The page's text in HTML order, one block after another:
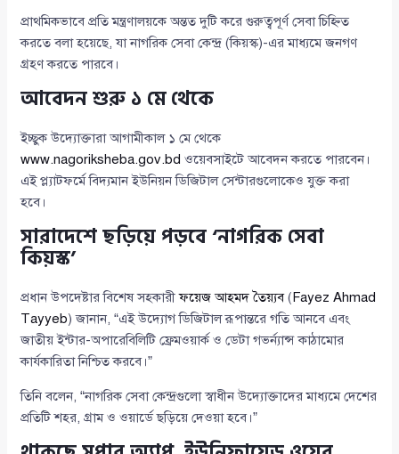
প্রাথমিকভাবে প্রতি মন্ত্রণালয়কে অন্তত দুটি করে গুরুত্বপূর্ণ সেবা চিহ্নিত
করতে বলা হয়েছে, যা নাগরিক সেবা কেন্দ্র (কিয়স্ক)-এর মাধ্যমে জনগণ
গ্রহণ করতে পারবে।
আবেদন শুরু ১ মে থেকে
ইচ্ছুক উদ্যোক্তারা আগামীকাল ১ মে থেকে
www.nagoriksheba.gov.bd ওয়েবসাইটে আবেদন করতে পারবেন।
এই প্ল্যাটফর্মে বিদ্যমান ইউনিয়ন ডিজিটাল সেন্টারগুলোকেও যুক্ত করা
হবে।
সারাদেশে ছড়িয়ে পড়বে ‘নাগরিক সেবা
কিয়স্ক’
প্রধান উপদেষ্টার বিশেষ সহকারীফয়েজ আহমদ তৈয়্যব( Fayez Ahmad
Tayyeb) জানান, “এই উদ্যোগ ডিজিটাল রূপান্তরে গতি আনবে এবং
জাতীয় ইন্টার-অপারেবিলিটি ফ্রেমওয়ার্ক ও ডেটা গভর্ন্যান্স কাঠামোর
কার্যকারিতা নিশ্চিত করবে।”
তিনি বলেন, “নাগরিক সেবা কেন্দ্রগুলো স্বাধীন উদ্যোক্তাদের মাধ্যমে দেশের
প্রতিটি শহর, গ্রাম ও ওয়ার্ডে ছড়িয়ে দেওয়া হবে।”